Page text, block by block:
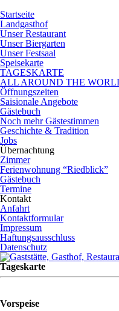
Startseite
Landgasthof
Unser Restaurant
Unser Biergarten
Unser Festsaal
Speisekarte
TAGESKARTE
ALL AROUND THE
Öffnungszeiten
Saisionale Angebote
Gästebuch
Noch mehr Gästestimmen
Geschichte & Tradition
Jobs
Übernachtung
Zimmer
Ferienwohnung “Riedblick”
Gästebuch
Termine
Kontakt
Anfahrt
Kontaktformular
Impressum
Haftungsausschluss
Datenschutz
Tageskarte
Vorspeise